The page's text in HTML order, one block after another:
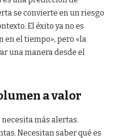
se convierte en un riesgo
El éxito ya no es
en el tiempo», pero «la
una manera desde el
a valor
más alertas.
Necesitan saber qué es